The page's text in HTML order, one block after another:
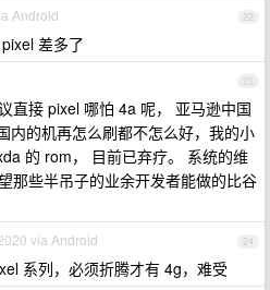
22
Android
差多了
23
直接 pixel 哪怕 4a 呢， 亚马逊中国
内的机再怎么刷都不怎么好，我的小
的 rom， 目前已弃疗。 系统的维
那些半吊子的业余开发者能做的比谷
24
via Android
系列，必须折腾才有 4g，难受